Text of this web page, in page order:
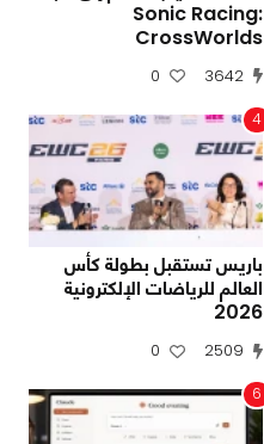
Sonic Racing:
CrossWorlds
3642
0
4
باريس تستقبل بطولة كأس
العالم للرياضات الإلكترونية
2026
2509
0
6